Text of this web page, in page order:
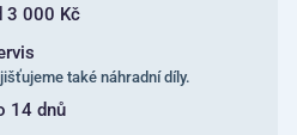
3 000 Kč
také náhradní díly.
14 dnů